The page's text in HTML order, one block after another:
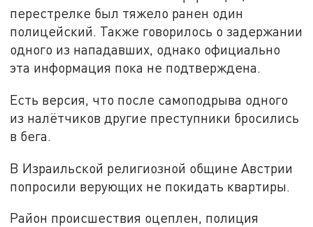
перестрелке был тяжело ранен один
полицейский. Также говорилось о задержании
одного из нападавших, однако официально
эта информация пока не подтверждена.
Есть версия, что после самоподрыва одного
из налётчиков другие преступники бросились
в бега.
В Израильской религиозной общине Австрии
попросили верующих не покидать квартиры.
Район происшествия оцеплен, полиция